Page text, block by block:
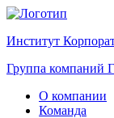
Институт
Группа компаний
О компании
Команда